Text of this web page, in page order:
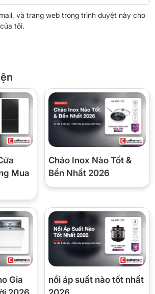
quên đóng cửa, khóa trẻ em, hộp
đá xoay, khay trữ rượu
Trung Quốc (thương hiệu Sharp
— Nhật Bản)
24 tháng theo chính sách hãng
đáng tiền trên SJ-
— đẹp thật sự trong bếp
và trang web trong trình duyệt này cho
tôi.
Mua
Chảo Inox Nào Tốt &
Bền Nhất 2026
Gia
nồi áp suất nào tốt nhất